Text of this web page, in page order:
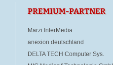
PREMIUM-PARTNER
Marzi InterMedia
anexion deutschland
DELTA TECH Computer Sys.